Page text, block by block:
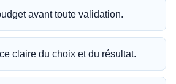
avant toute validation.
claire du choix et du résultat.